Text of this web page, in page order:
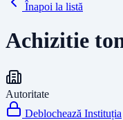
Înapoi la listă
Achizitie
Autoritate
Deblochează Instituția